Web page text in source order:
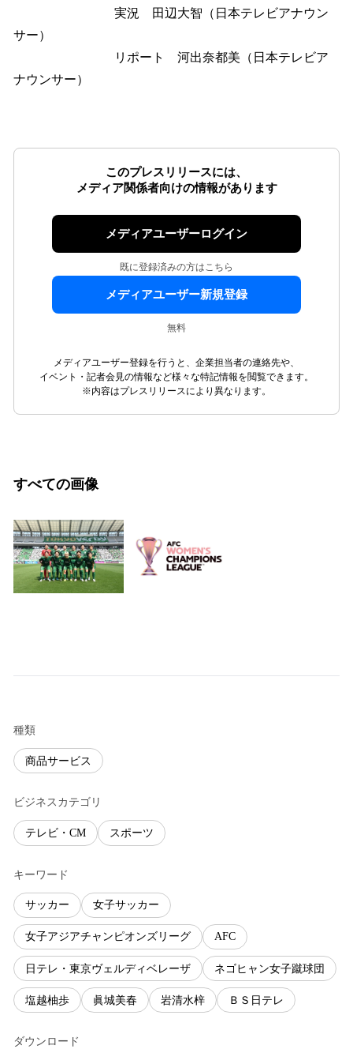
実況 田辺大智（日本テレビアナウン
サー）
リポート 河出奈都美（日本テレビア
ナウンサー）
このプレスリリースには、
メディア関係者向けの情報があります
メディアユーザーログイン
既に登録済みの方はこちら
メディアユーザー新規登録
無料
メディアユーザー登録を行うと、企業担当者の連絡先や、
イベント・記者会見の情報など様々な特記情報を閲覧できます。
※内容はプレスリリースにより異なります。
すべての画像
種類
商品サービス
ビジネスカテゴリ
テレビ・CM スポーツ
キーワード
サッカー 女子サッカー
女子アジアチャンピオンズリーグ AFC
日テレ・東京ヴェルディベレーザ ネゴヒャン女子蹴球団
塩越柚歩 眞城美春 岩清水梓 ＢＳ日テレ
ダウンロード